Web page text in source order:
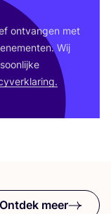
Ontdek meer
ont­van­gen met
Wij